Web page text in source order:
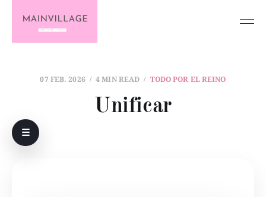
07 FEB. 2026 4 MIN READ TODO POR EL REINO
Unificar
☰